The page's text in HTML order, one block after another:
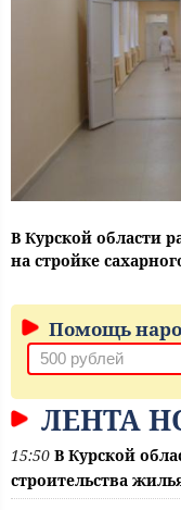
В Курской области
на стройке
Помощь
ЛЕНТА
15:50 В Курской
строительства